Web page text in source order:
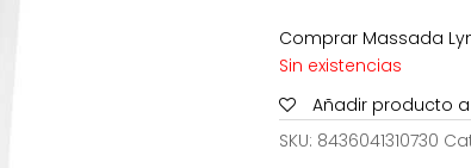
Comprar Massada
Sin existencias
Añadir producto
SKU: 8436041310730